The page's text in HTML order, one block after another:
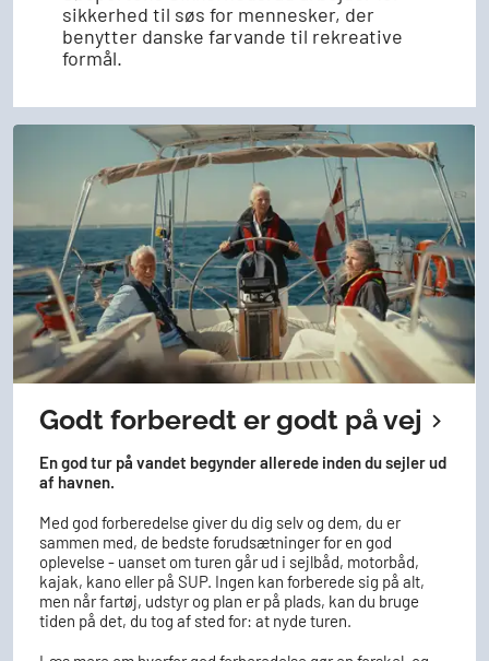
sikkerhed til søs for mennesker, der
benytter danske farvande til rekreative
formål.
Godt forberedt er godt på vej
En god tur på vandet begynder allerede inden du sejler ud
af havnen.
Med god forberedelse giver du dig selv og dem, du er
sammen med, de bedste forudsætninger for en god
oplevelse - uanset om turen går ud i sejlbåd, motorbåd,
kajak, kano eller på SUP. Ingen kan forberede sig på alt,
men når fartøj, udstyr og plan er på plads, kan du bruge
tiden på det, du tog af sted for: at nyde turen.